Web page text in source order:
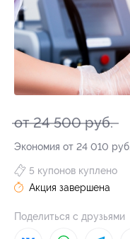
от 24 500 руб.
Экономия от 24 010 руб.
5 купонов куплено
Акция завершена
Поделиться с друзьями